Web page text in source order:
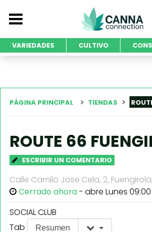
VARIEDADES CULTIVO
PÁGINA PRINCIPAL TIENDAS
ROUTE 66
ESCRIBIR UN COMENTARIO
Calle Camilo Jose Cela, 2,
Cerrado ahora- abre Lunes 09:00
SOCIAL CLUB
Tab
Resumen